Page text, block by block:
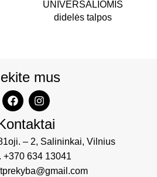
UNIVERSALIOMIS
didelės talpos
mus
– 2, Salininkai, Vilnius
+370 634 13041